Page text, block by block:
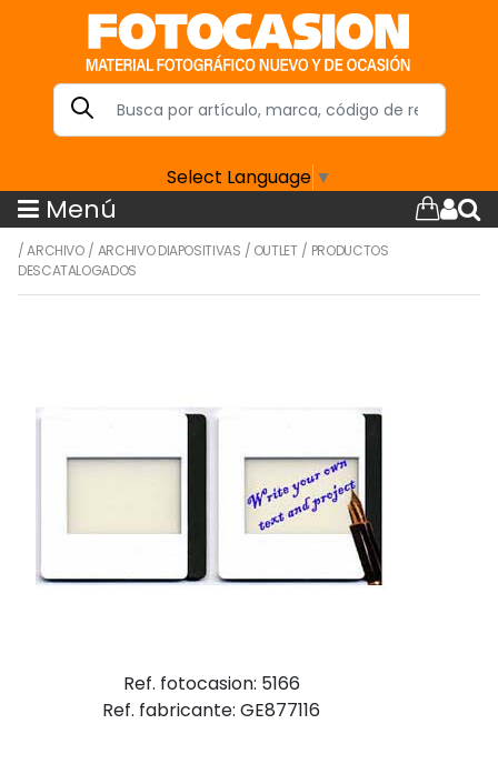
Select Language ▼
Menú
/ARCHIVO/ ARCHIVO DIAPOSITIVAS / OUTLET/ PRODUCTOS
DESCATALOGADOS
Ref. fotocasion: 5166
Ref. fabricante: GE877116